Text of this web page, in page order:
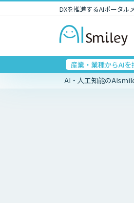
DXを推進するAIポータル
産業・業種からAIを
AI・人工知能の